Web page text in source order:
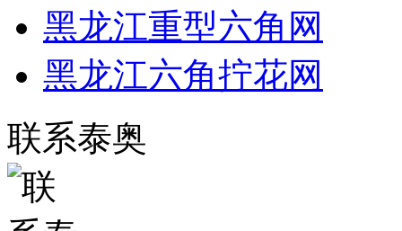
黑龙江重型六角网
黑龙江六角拧花网
联系泰奥